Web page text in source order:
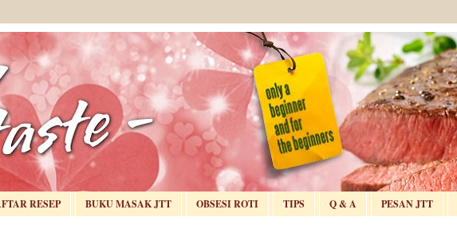
RESEP BUKU MASAK JTT OBSESI ROTI TIPS Q & A PESAN JTT